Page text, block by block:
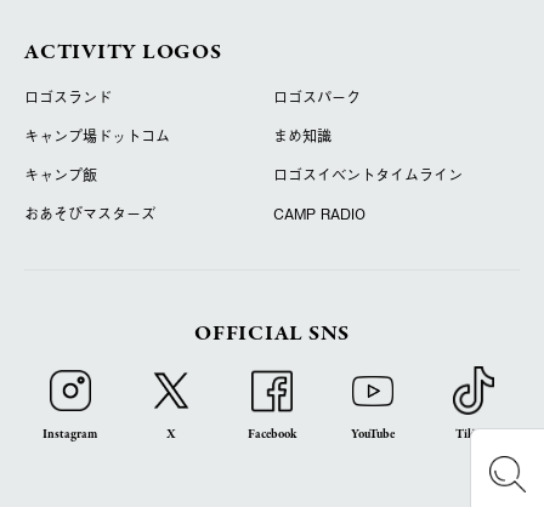
ACTIVITY LOGOS
ロゴスランド
ロゴスパーク
キャンプ場ドットコム
まめ知識
キャンプ飯
ロゴスイベントタイムライン
おあそびマスターズ
CAMP RADIO
OFFICIAL SNS
Instagram X Facebook YouTube TikTok